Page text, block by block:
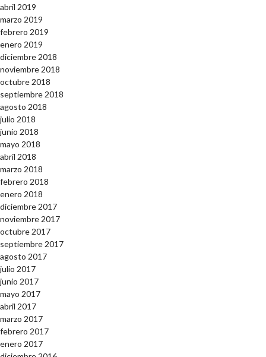
abril 2019
marzo 2019
febrero 2019
enero 2019
diciembre 2018
noviembre 2018
octubre 2018
septiembre 2018
agosto 2018
julio 2018
junio 2018
mayo 2018
abril 2018
marzo 2018
febrero 2018
enero 2018
diciembre 2017
noviembre 2017
octubre 2017
septiembre 2017
agosto 2017
julio 2017
junio 2017
mayo 2017
abril 2017
marzo 2017
febrero 2017
enero 2017